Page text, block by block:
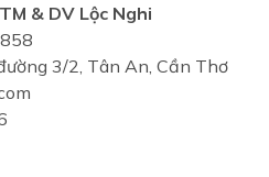
& DV Lộc Nghi
3/2, Tân An, Cần Thơ